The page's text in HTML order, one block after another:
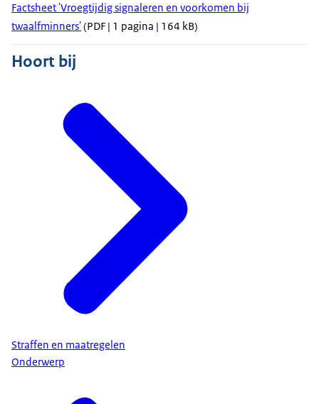
Factsheet 'Vroegtijdig signaleren en voorkomen bij
twaalfminners'(PDF | 1 pagina | 164 kB)
Hoort bij
Straffen en maatregelen
Onderwerp